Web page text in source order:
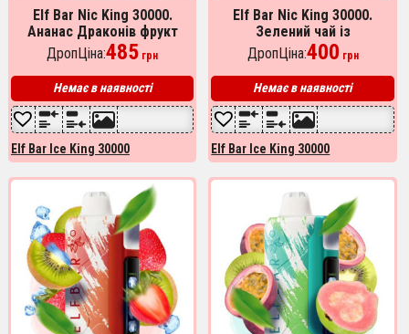
Elf Bar Nic King 30000.
Ананас Драконів фрукт
Грейпфрут (Pineapple
Dragonfruit Grapefruit)
ДропЦіна:485 грн
Немає в наявності
Elf Bar Ice King 30000
Elf Bar Nic King 30000.
Зелений чай із
грейпфрутом (Grapefruit
Green Tea)
ДропЦіна:400 грн
Немає в наявності
Elf Bar Ice King 30000